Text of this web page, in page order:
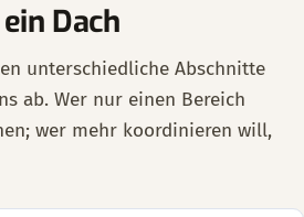
Dach
unterschiedliche Abschnitte
ab. Wer nur einen Bereich
wer mehr koordinieren will,